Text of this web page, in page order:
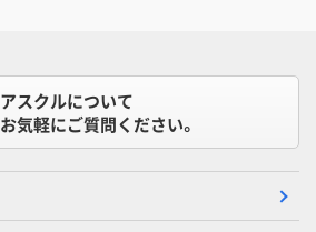
アスクルについて
お気軽にご質問ください。